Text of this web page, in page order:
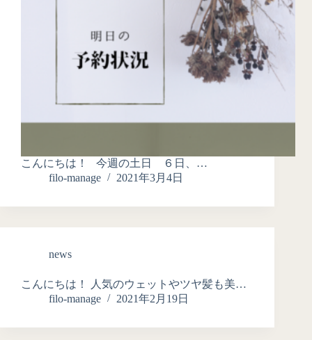
こんにちは！ 今週の土日 ６日、…
filo-manage
2021年3月4日
news
こんにちは！ 人気のウェットやツヤ髪も美…
filo-manage
2021年2月19日